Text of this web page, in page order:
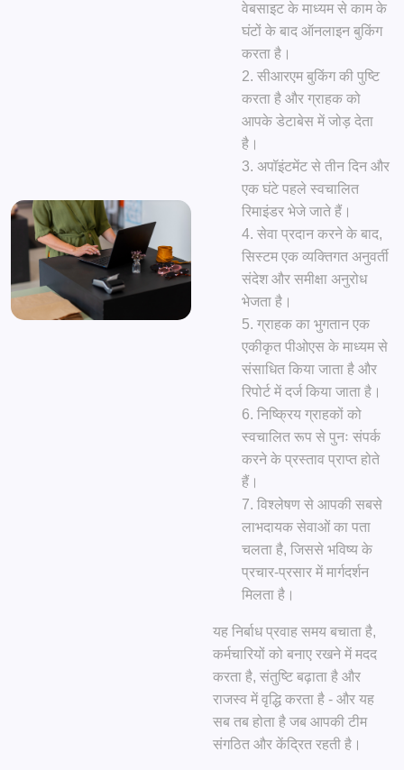
वेबसाइट के माध्यम से काम के
घंटों के बाद ऑनलाइन बुकिंग
करता है।
सीआरएम बुकिंग की पुष्टि
करता है और ग्राहक को
आपके डेटाबेस में जोड़ देता
है।
अपॉइंटमेंट से तीन दिन और
एक घंटे पहले स्वचालित
रिमाइंडर भेजे जाते हैं।
सेवा प्रदान करने के बाद,
सिस्टम एक व्यक्तिगत अनुवर्ती
संदेश और समीक्षा अनुरोध
भेजता है।
ग्राहक का भुगतान एक
एकीकृत पीओएस के माध्यम से
संसाधित किया जाता है और
रिपोर्ट में दर्ज किया जाता है।
निष्क्रिय ग्राहकों को
स्वचालित रूप से पुनः संपर्क
करने के प्रस्ताव प्राप्त होते
हैं।
विश्लेषण से आपकी सबसे
लाभदायक सेवाओं का पता
चलता है, जिससे भविष्य के
प्रचार-प्रसार में मार्गदर्शन
मिलता है।
यह निर्बाध प्रवाह समय बचाता है,
कर्मचारियों को बनाए रखने में मदद
करता है, संतुष्टि बढ़ाता है और
राजस्व में वृद्धि करता है - और यह
सब तब होता है जब आपकी टीम
संगठित और केंद्रित रहती है।